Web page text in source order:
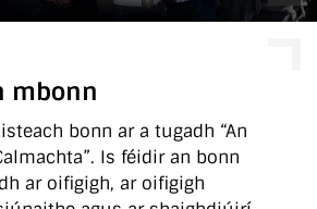
mbonn
bonn ar a tugadh “An
Is féidir an bonn
ar oifigigh, ar oifigigh